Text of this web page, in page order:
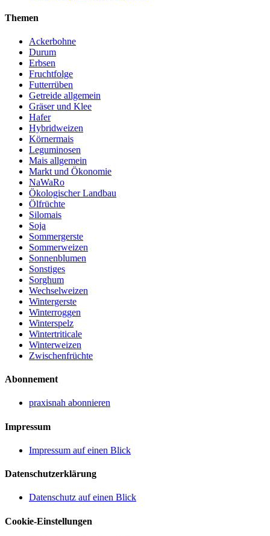
Themen
Ackerbohne
Durum
Erbsen
Fruchtfolge
Futterrüben
Getreide allgemein
Gräser und Klee
Hafer
Hybridweizen
Körnermais
Leguminosen
Mais allgemein
Markt und Ökonomie
NaWaRo
Ökologischer Landbau
Ölfrüchte
Silomais
Soja
Sommergerste
Sommerweizen
Sonnenblumen
Sonstiges
Sorghum
Wechselweizen
Wintergerste
Winterroggen
Winterspelz
Wintertriticale
Winterweizen
Zwischenfrüchte
Abonnement
praxisnah abonnieren
Impressum
Impressum auf einen Blick
Datenschutzerklärung
Datenschutz auf einen Blick
Cookie-Einstellungen